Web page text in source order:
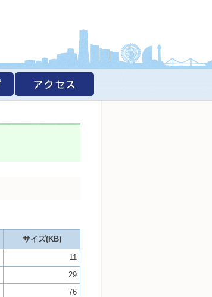
サイズ(KB)
11
29
76